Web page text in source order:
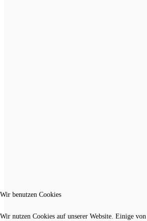
Wir benutzen Cookies
Wir nutzen Cookies auf unserer Website. Einige